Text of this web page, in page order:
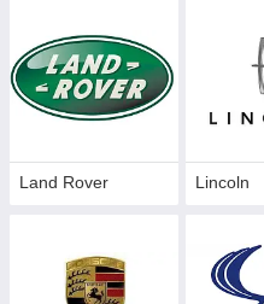
Land Rover Lincoln